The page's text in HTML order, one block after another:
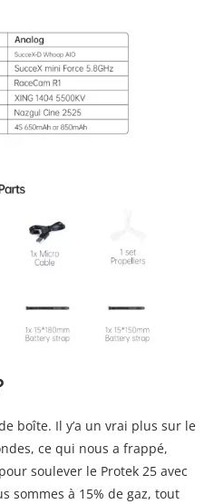
boîte. Il y’a un vrai plus sur le
ce qui nous a frappé,
soulever le Protek 25 avec
sommes à 15% de gaz, tout